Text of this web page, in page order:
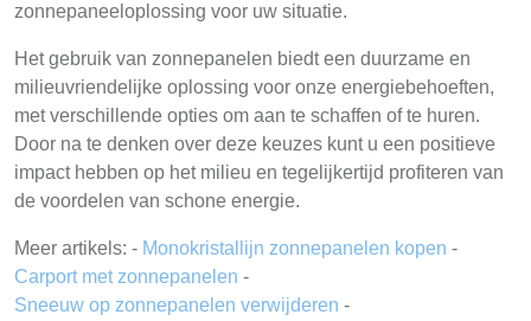
zonnepaneeloplossing voor uw situatie.
Het gebruik van zonnepanelen biedt een duurzame en
milieuvriendelijke oplossing voor onze energiebehoeften,
met verschillende opties om aan te schaffen of te huren.
Door na te denken over deze keuzes kunt u een positieve
impact hebben op het milieu en tegelijkertijd profiteren van
de voordelen van schone energie.
Meer artikels: - Monokristallijn zonnepanelen kopen -
Carport met zonnepanelen -
Sneeuw op zonnepanelen verwijderen -